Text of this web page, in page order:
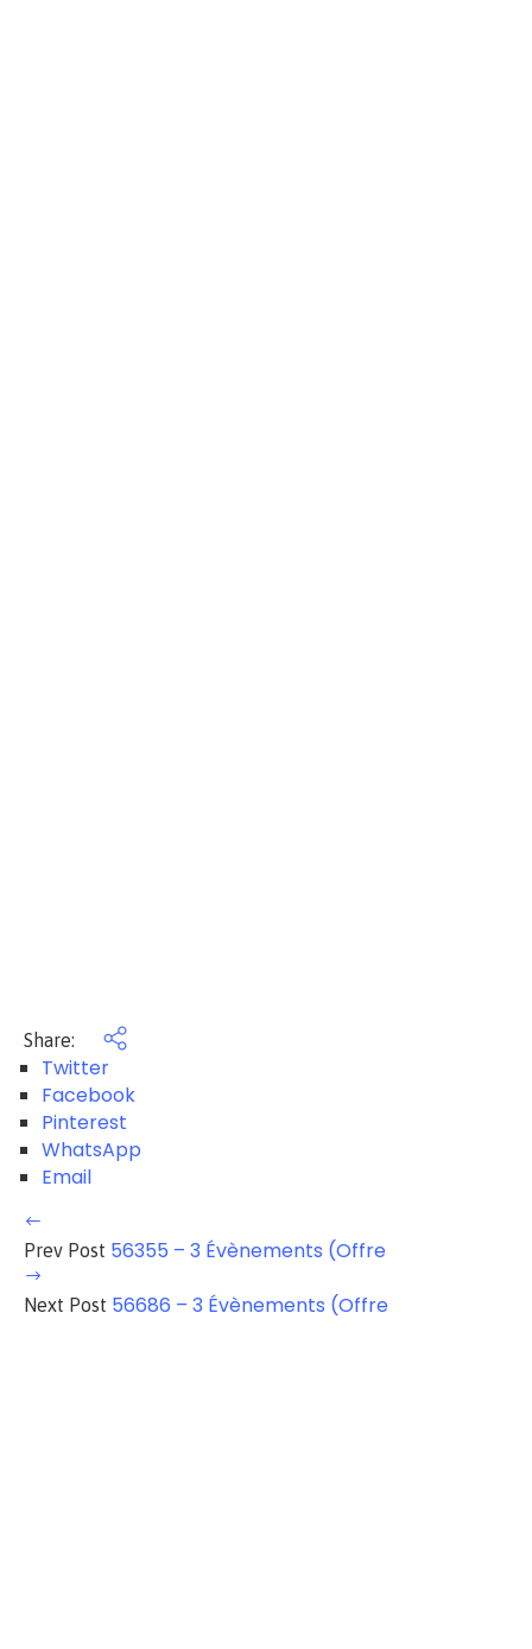
Share:
Twitter
Facebook
Pinterest
WhatsApp
Email
Prev Post 56355 – 3 Évènements (Offre
Next Post 56686 – 3 Évènements (Offre